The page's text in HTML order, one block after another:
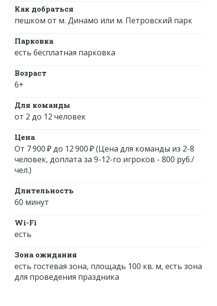
Как добраться
пешком от м. Динамо или м. Петровский парк
Парковка
есть бесплатная парковка
Возраст
6+
Для команды
от 2 до 12 человек
Цена
От 7 900 ₽ до 12 900 ₽ (Цена для команды из 2-8
человек, доплата за 9-12-го игроков - 800 руб./
чел.)
Длительность
60 минут
Wi-Fi
есть
Зона ожидания
есть гостевая зона, площадь 100 кв. м, есть зона
для проведения праздника